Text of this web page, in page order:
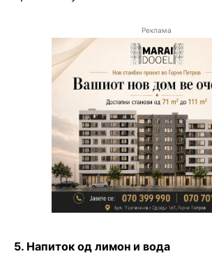
Реклама
5. Напиток од лимон и вода